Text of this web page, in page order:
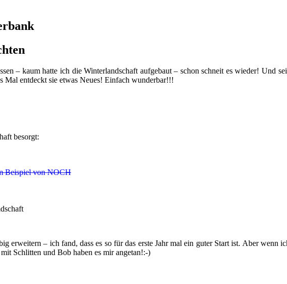
– kaum hatte ich die Winterlandschaft aufgebaut – schon schneit es wieder! Und
Mal entdeckt sie etwas Neues! Einfach wunderbar!!!
besorgt:
Beispiel von NOCH
erweitern – ich fand, dass es so für das erste Jahr mal ein guter Start ist. Aber wenn
Schlitten und Bob haben es mir angetan!:-)